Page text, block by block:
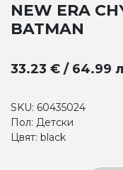
NEW ERA
BATMAN
33.23 € / 64.99
SKU: 60435024
Пол: Детски
Цвят: black